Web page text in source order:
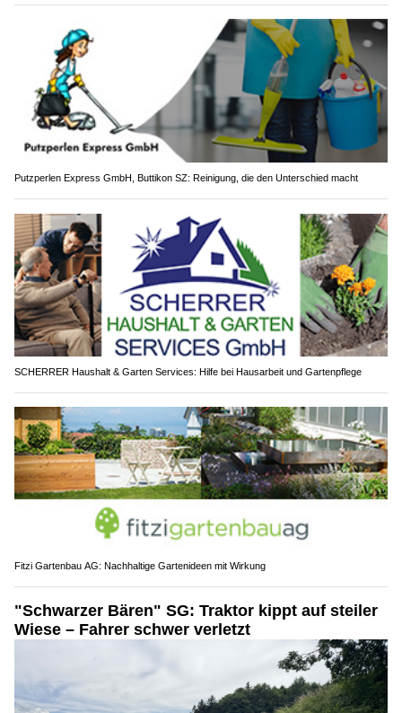
Putzperlen Express GmbH, Buttikon SZ: Reinigung, die den Unterschied macht
SCHERRER Haushalt & Garten Services: Hilfe bei Hausarbeit und Gartenpflege
Fitzi Gartenbau AG: Nachhaltige Gartenideen mit Wirkung
"Schwarzer Bären" SG: Traktor kippt auf steiler
Wiese – Fahrer schwer verletzt